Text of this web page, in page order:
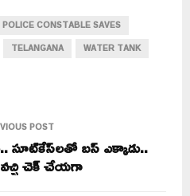
POLICE CONSTABLE SAVES
TELANGANA
WATER TANK
POST
బస్ ఎక్కాడు..
చెక్‌ చేయగా